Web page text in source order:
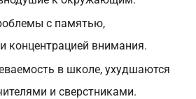
с памятью,
концентрацией внимания.
в школе, ухудшаются
и сверстниками.